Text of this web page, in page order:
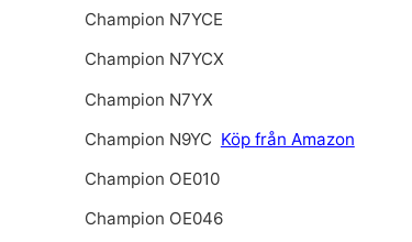
Champion N7YCE
Champion N7YCX
Champion N7YX
Champion N9YC Köp från Amazon
Champion OE010
Champion OE046